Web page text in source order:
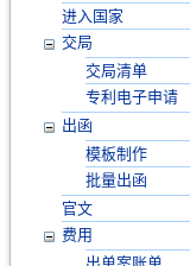
进入国家
交局
交局清单
专利电子申请
出函
模板制作
批量出函
官文
费用